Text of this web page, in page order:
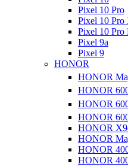
Pixel 10 Pro
Pixel 10 Pro
Pixel 10 Pro
Pixel 9a
Pixel 9
HONOR
HONOR
HONOR
HONOR
HONOR
HONOR
HONOR
HONOR
HONOR